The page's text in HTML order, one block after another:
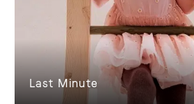
Last Minute